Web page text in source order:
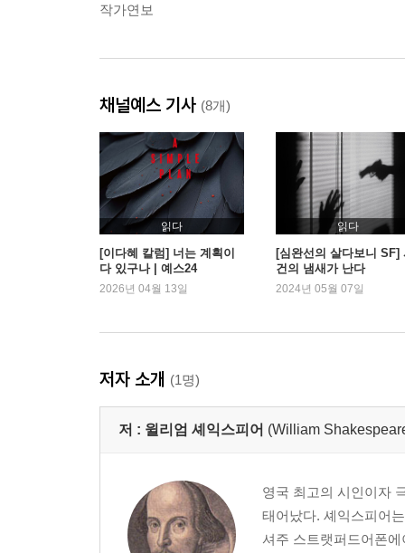
작가연보
채널예스 기사 (8개)
읽다
[이다혜 칼럼] 너는 계획이
다 있구나 | 예스24
2026년 04월 13일
읽다
[심완선의 살다보니 SF]
건의 냄새가 난다
2024년 05월 07일
저자 소개 (1명)
저 : 윌리엄 셰익스피어 (William
영국 최고의 시인이자
태어났다. 셰익스피어
셔주 스트랫퍼드어폰